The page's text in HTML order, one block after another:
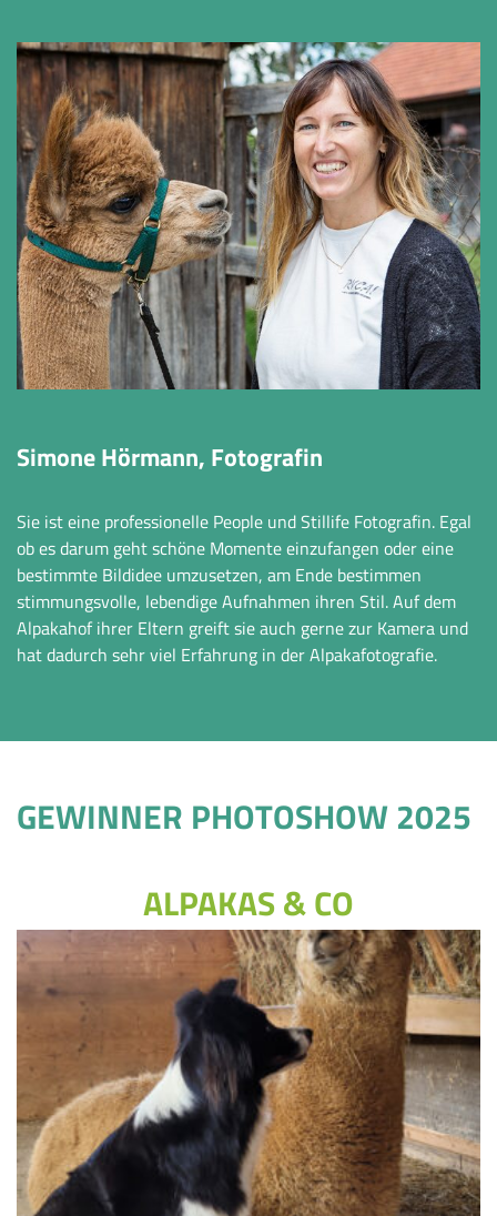
Simone Hörmann, Fotografin
Sie ist eine professionelle People und Stillife Fotografin. Egal
ob es darum geht schöne Momente einzufangen oder eine
bestimmte Bildidee umzusetzen, am Ende bestimmen
stimmungsvolle, lebendige Aufnahmen ihren Stil. Auf dem
Alpakahof ihrer Eltern greift sie auch gerne zur Kamera und
hat dadurch sehr viel Erfahrung in der Alpakafotografie.
GEWINNER PHOTOSHOW 2025
ALPAKAS & CO